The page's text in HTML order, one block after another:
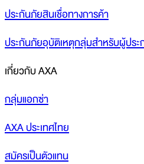
ประกันภัยสินเชื่อทางการค้า
ประกันภัยอุบัติเหตุกลุ่มสำหรับผู้ประ
เกี่ยวกับ AXA
กลุ่มแอกซ่า
AXA ประเทศไทย
สมัครเป็นตัวแทน